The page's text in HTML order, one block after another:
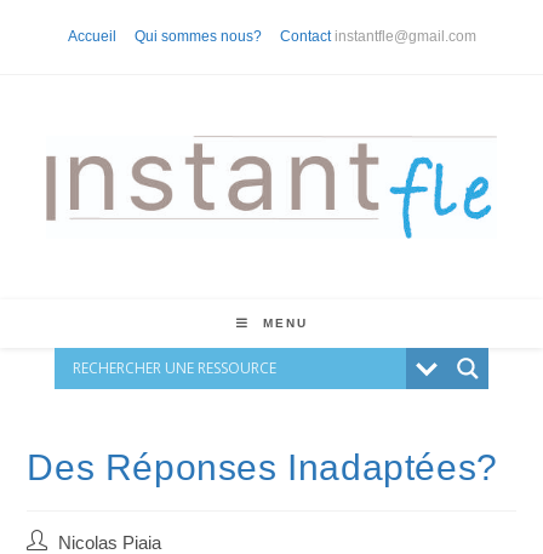
Accueil Qui sommes nous? Contact instantfle@gmail.com
MENU
Des Réponses Inadaptées?
Auteur/autrice
Nicolas Piaia